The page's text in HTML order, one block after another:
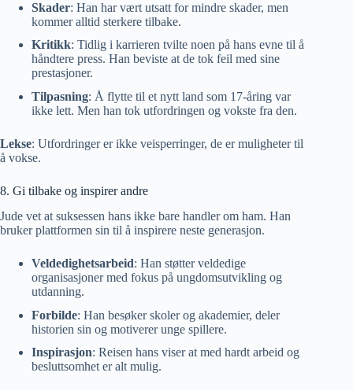
Skader: Han har vært utsatt for mindre skader, men
kommer alltid sterkere tilbake.
Kritikk: Tidlig i karrieren tvilte noen på hans evne til å
håndtere press. Han beviste at de tok feil med sine
prestasjoner.
Tilpasning: Å flytte til et nytt land som 17-åring var
ikke lett. Men han tok utfordringen og vokste fra den.
Lekse: Utfordringer er ikke veisperringer, de er muligheter til
å vokse.
8. Gi tilbake og inspirer andre
Jude vet at suksessen hans ikke bare handler om ham. Han
bruker plattformen sin til å inspirere neste generasjon.
Veldedighetsarbeid: Han støtter veldedige
organisasjoner med fokus på ungdomsutvikling og
utdanning.
Forbilde: Han besøker skoler og akademier, deler
historien sin og motiverer unge spillere.
Inspirasjon: Reisen hans viser at med hardt arbeid og
besluttsomhet er alt mulig.